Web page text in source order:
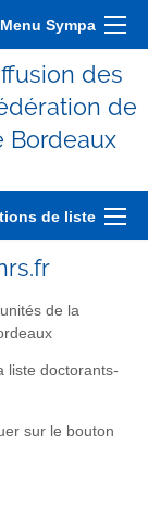
Menu Sympa
des
de
Bordeaux
de liste
de la
liste doctorants-
sur le bouton